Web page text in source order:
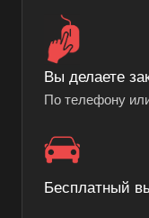
Вы делаете
По телефону
Бесплатный